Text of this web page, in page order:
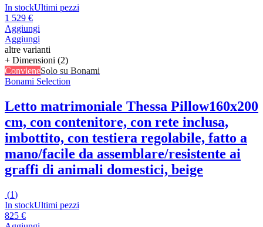
In stockUltimi pezzi
1 529 €
Aggiungi
Aggiungi
altre varianti
+ Dimensioni (2)
ConvieneSolo su Bonami
Bonami Selection
Letto matrimoniale Thessa Pillow160x200
cm, con contenitore, con rete inclusa,
imbottito, con testiera regolabile, fatto a
mano/facile da assemblare/resistente ai
graffi di animali domestici, beige
(1)
In stockUltimi pezzi
825 €